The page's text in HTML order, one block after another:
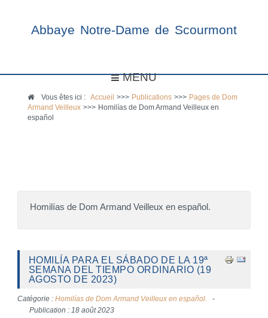
Abbaye Notre-Dame de Scourmont
MENU
Vous êtes ici :Accueil >>> Publications >>> Pages de Dom
Armand Veilleux >>> Homilías de Dom Armand Veilleux en
español
Homilías de Dom Armand Veilleux en español.
HOMILÍA PARA EL SÁBADO DE LA 19ª
SEMANA DEL TIEMPO ORDINARIO (19
AGOSTO DE 2023)
Catégorie : Homilías de Dom Armand Veilleux en español.
Publication : 18 août 2023